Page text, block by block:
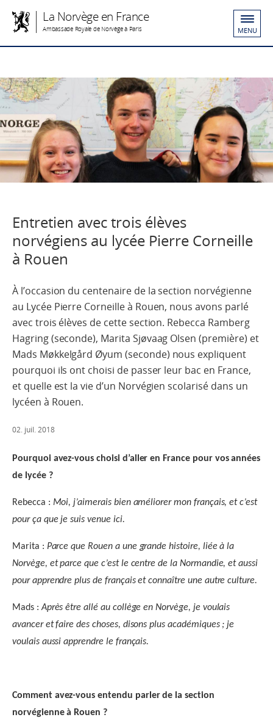
La Norvège en France
Ambassade Royale de Norvège à Paris MENU
Entretien avec trois élèves
norvégiens au lycée Pierre Corneille
à Rouen
À l’occasion du centenaire de la section norvégienne
au Lycée Pierre Corneille à Rouen, nous avons parlé
avec trois élèves de cette section. Rebecca Ramberg
Hagring (seconde), Marita Sjøvaag Olsen (première) et
Mads Møkkelgård Øyum (seconde) nous expliquent
pourquoi ils ont choisi de passer leur bac en France,
et quelle est la vie d’un Norvégien scolarisé dans un
lycéen à Rouen.
02. juil. 2018
Pourquoi avez-vous choisi d’aller en France pour vos années
de lycée ?
Rebecca : Moi, j’aimerais bien améliorer mon français, et c’est
pour ça que je suis venue ici.
Marita : Parce que Rouen a une grande histoire, liée à la
Norvège, et parce que c’est le centre de la Normandie, et aussi
pour apprendre plus de français et connaître une autre culture.
Mads :Après être allé au collège en Norvège, je voulais
avancer et faire des choses, disons plus académiques ; je
voulais aussi apprendre le français.
Comment avez-vous entendu parler de la section
norvégienne à Rouen ?